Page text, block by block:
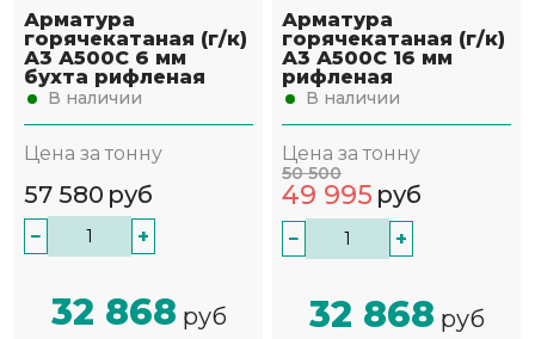
Арматура
горячекатаная (г/к)
А3 А500С 6 мм
бухта рифленая
В наличии
Цена за тонну
57 580 руб
− +
32 868 руб
Арматура
горячекатаная (г/к)
А3 А500С 16 мм
рифленая
В наличии
Цена за тонну
50 500
49 995 руб
− +
32 868 руб